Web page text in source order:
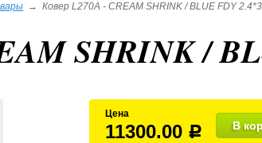
→Ковер L270A - CREAM SHRINK / BLUE FDY
SHRINK /
Цена
11300.00 Р В